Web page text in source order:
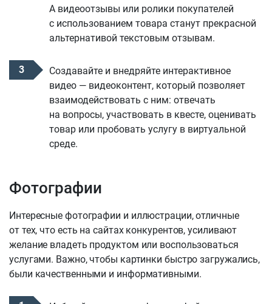
А видеоотзывы или ролики покупателей
с использованием товара станут прекрасной
альтернативой текстовым отзывам.
Создавайте и внедряйте интерактивное
видео — видеоконтент, который позволяет
взаимодействовать с ним: отвечать
на вопросы, участвовать в квесте, оценивать
товар или пробовать услугу в виртуальной
среде.
Фотографии
Интересные фотографии и иллюстрации, отличные
от тех, что есть на сайтах конкурентов, усиливают
желание владеть продуктом или воспользоваться
услугами. Важно, чтобы картинки быстро загружались,
были качественными и информативными.